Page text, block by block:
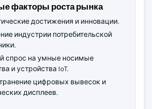
факторы роста рынка
достижения и инновации.
индустрии потребительской
спрос на умные носимые
и устройства IoT.
цифровых вывесок и
дисплеев.